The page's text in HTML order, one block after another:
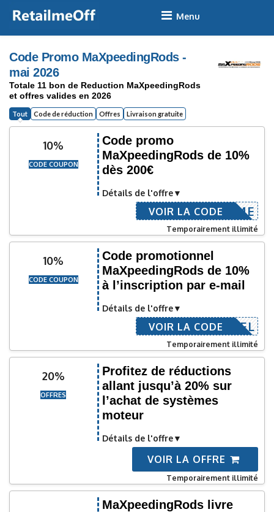
Skip
content
Code Promo MaXpeedingRods -
mai 2026
Totale 11 bon de Reduction MaXpeedingRods
et offres valides en 2026
Tout Code de réduction Offres Livraison gratuite
10%
CODE COUPON
Code promo
MaXpeedingRods de 10%
dès 200€
Détails de l'offre
WELCOME
VOIR LA CODE
Temporairement illimité
10%
CODE COUPON
Code promotionnel
MaXpeedingRods de 10%
à l’inscription par e-mail
Détails de l'offre
COURRIEL
VOIR LA CODE
Temporairement illimité
20%
OFFRES
Profitez de réductions
allant jusqu’à 20% sur
l’achat de systèmes
moteur
Détails de l'offre
VOIR LA OFFRE
Temporairement illimité
MaXpeedingRods livre